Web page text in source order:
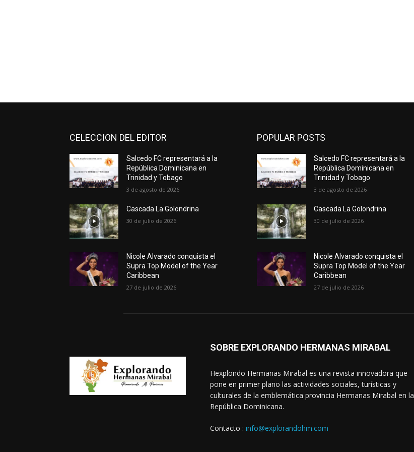
CELECCION DEL EDITOR
Salcedo FC representará a la
República Dominicana en
Trinidad y Tobago
3 de agosto de 2026
Cascada La Golondrina
30 de julio de 2026
Nicole Alvarado conquista el
Supra Top Model of the Year
Caribbean
27 de julio de 2026
POPULAR POSTS
Salcedo FC representará a la
República Dominicana en
Trinidad y Tobago
3 de agosto de 2026
Cascada La Golondrina
30 de julio de 2026
Nicole Alvarado conquista el
Supra Top Model of the Year
Caribbean
27 de julio de 2026
SOBRE EXPLORANDO HERMANAS MIRABAL
Hexplondo Hermanas Mirabal es una revista innovadora que
pone en primer plano las actividades sociales, turísticas y
culturales de la emblemática provincia Hermanas Mirabal en la
República Dominicana.
Contacto : info@explorandohm.com